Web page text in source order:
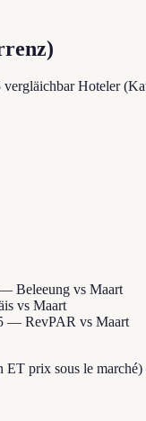
Hoteler
Beleeung vs Maart
vs Maart
— RevPAR vs Maart
ET prix sous le